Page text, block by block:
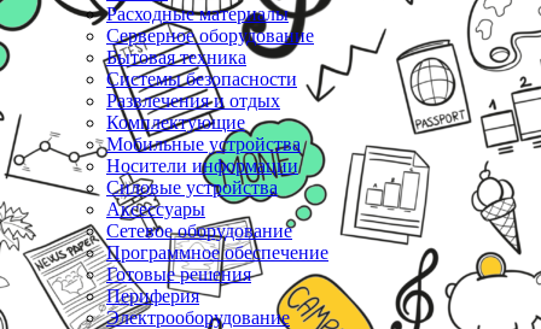
Расходные материалы
Серверное оборудование
Бытовая техника
Системы безопасности
Развлечения и отдых
Комплектующие
Мобильные устройства
Носители информации
Силовые устройства
Аксессуары
Сетевое оборудование
Программное обеспечение
Готовые решения
Периферия
Электрооборудование